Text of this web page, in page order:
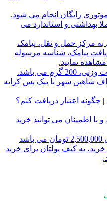
رایگان انجام می شود.
بهداشتی و استاندارد می
مرکز حمل و نقل، پیامک
پیامک، شناسه مرسوله
نمایید.
می باشد.
شاهین شهر با پیک پس کرایه
اعتبار دریافت کنم؟
با اطمینان می توانید خرید
به کیف پولتان برای خرید